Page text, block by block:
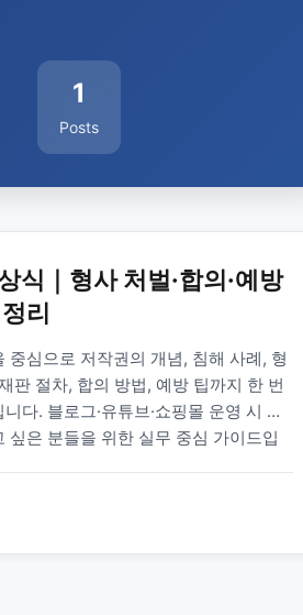
1
Posts
식｜형사 처벌·합의·예방
리
중심으로 저작권의 개념, 침해 사례, 형
판 절차, 합의 방법, 예방 팁까지 한 번
다. 블로그·유튜브·쇼핑몰 운영 시 저
싶은 분들을 위한 실무 중심 가이드입